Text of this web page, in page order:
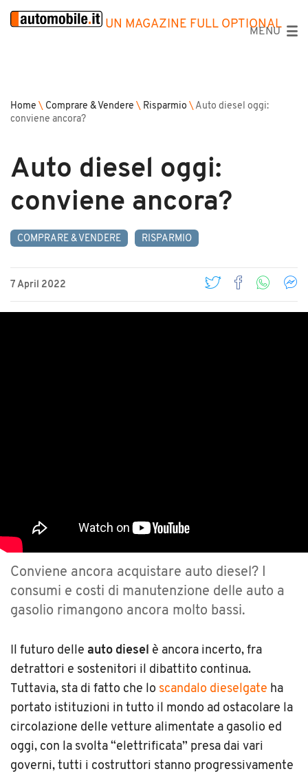
UN MAGAZINE FULL OPTIONAL
MENU
Home \ Comprare & Vendere \ Risparmio \ Auto diesel oggi:
conviene ancora?
Auto diesel oggi:
conviene ancora?
COMPRARE & VENDERE RISPARMIO
7 April 2022
Conviene ancora acquistare auto diesel? I
consumi e costi di manutenzione delle auto a
gasolio rimangono ancora molto bassi.
Il futuro delle auto diesel è ancora incerto, fra
detrattori e sostenitori il dibattito continua.
Tuttavia, sta di fatto che lo scandalo dieselgate ha
portato istituzioni in tutto il mondo ad ostacolare la
circolazione delle vetture alimentate a gasolio ed
oggi, con la svolta “elettrificata” presa dai vari
governi, tutti i costruttori stanno progressivamente